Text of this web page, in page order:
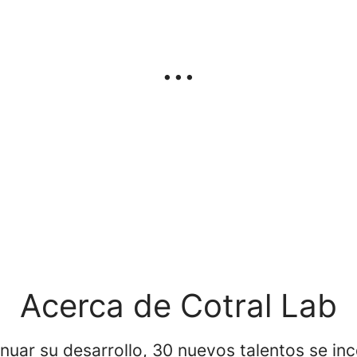
...
Acerca de Cotral Lab
su desarrollo, 30 nuevos talentos se